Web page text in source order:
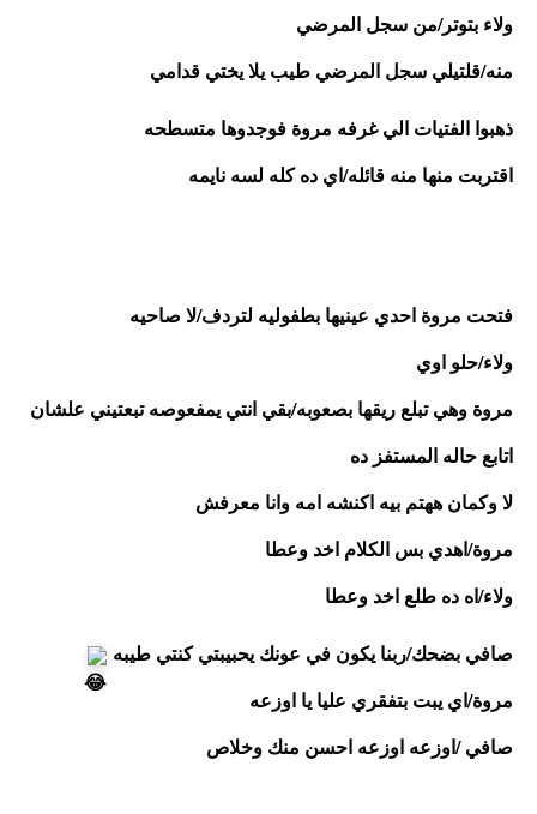
ولاء بتوتر/من سجل المرضي
منه/قلتيلي سجل المرضي طيب يلا يختي قدامي
ذهبوا الفتيات الي غرفه مروة فوجدوها متسطحه
اقتربت منها منه قائله/اي ده كله لسه نايمه
فتحت مروة احدي عينيها بطفوليه لتردف/لا صاحيه
ولاء/حلو اوي
اتابع حاله المستفز ده
لا وكمان ههتم بيه اكنشه امه وانا معرفش
مروة/اهدي بس الكلام اخد وعطا
ولاء/اه ده طلع اخد وعطا
صافي بضحك/ربنا يكون في عونك يحبيبتي كنتي طيبه
مروة/اي يبت بتفقري عليا يا اوزعه
صافي /اوزعه اوزعه احسن منك وخلاص